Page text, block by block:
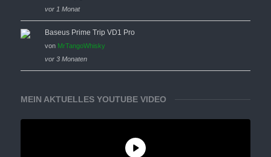
vor 1 Monat
Baseus Prime Trip VD1 Pro
von MrTangoWhisky
vor 3 Monaten
MEIN AKTUELLES YOUTUBE VIDEO